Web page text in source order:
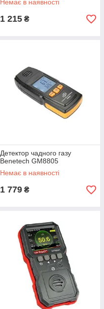
Немає в наявності
1 215 ₴
Детектор чадного газу
Benetech GM8805
Немає в наявності
1 779 ₴